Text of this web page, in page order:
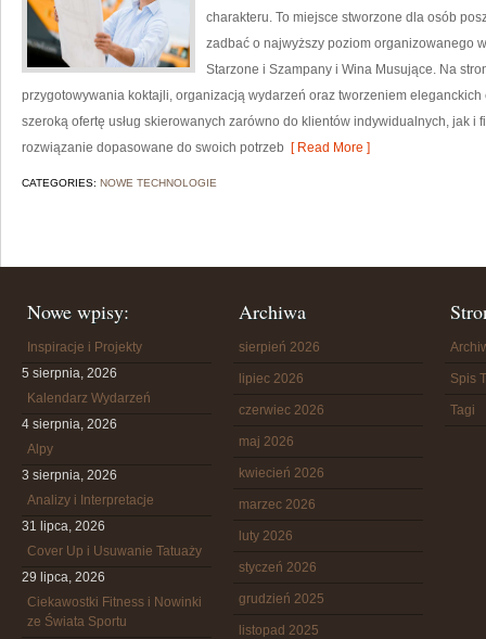
charakteru. To miejsce stworzone dla osób
zadbać o najwyższy poziom organizowanego
Starzone i Szampany i Wina Musujące. Na
przygotowywania koktajli, organizacją wydarzeń oraz tworzeniem
szeroką ofertę usług skierowanych zarówno do klientów indywidualnych, jak i
rozwiązanie dopasowane do swoich potrzeb [ Read More ]
CATEGORIES: NOWE TECHNOLOGIE
Nowe wpisy:
Inspiracje i Projekty
5 sierpnia, 2026
Kalendarz Wydarzeń
4 sierpnia, 2026
Alpy
3 sierpnia, 2026
Analizy i Interpretacje
31 lipca, 2026
Cover Up i Usuwanie Tatuaży
29 lipca, 2026
Ciekawostki Fitness i Nowinki
ze Świata Sportu
Archiwa
sierpień 2026
lipiec 2026
czerwiec 2026
maj 2026
kwiecień 2026
marzec 2026
luty 2026
styczeń 2026
grudzień 2025
listopad 2025
Spis
Tagi